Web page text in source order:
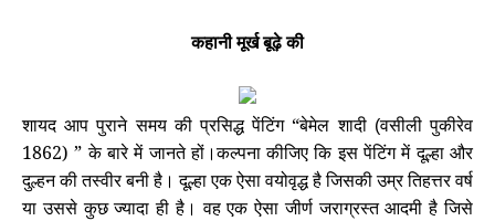
कहानी मूर्ख बूढ़े की
शायद आप पुराने समय की प्रसिद्ध पेंटिंग “बेमेल शादी(वसीली पुकीरेव
1862) ” के बारे में जानते हों।कल्पना कीजिए किइस पेंटिंग में दूल्हा और
दुल्हन की तस्वीर बनी है। दूल्हा एक ऐसा वयोवृद्ध है जिसकी उम्र तिहत्तर वर्ष
या उससे कुछ ज्यादा ही है। वह एक ऐसा जीर्ण जराग्रस्त आदमी है जिसे